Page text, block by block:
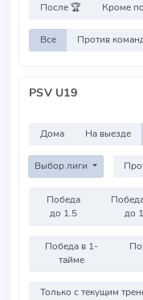
После 🏆 Кроме
Все
PSV U19
Дома На выезде
Выбор лиги
Победа
до 1.5
до
Победа в 1-
тайме
Только с текущим